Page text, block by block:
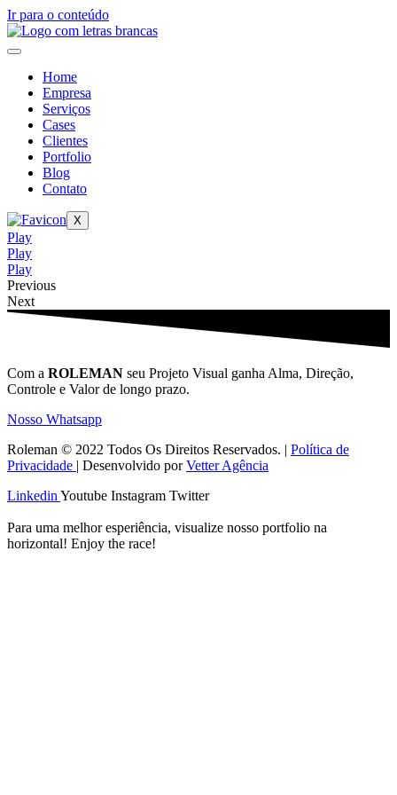
Ir para o conteúdo
Home
Empresa
Serviços
Cases
Clientes
Portfolio
Blog
Contato
X
Play
Play
Play
Previous
Next
Com a ROLEMAN seu Projeto Visual ganha Alma, Direção,
Controle e Valor de longo prazo.
Nosso Whatsapp
Roleman © 2022 Todos Os Direitos Reservados. | Política de
Privacidade | Desenvolvido porVetter Agência
Linkedin Youtube Instagram Twitter
Para uma melhor esperiência, visualize nosso portfolio na
horizontal! Enjoy the race!